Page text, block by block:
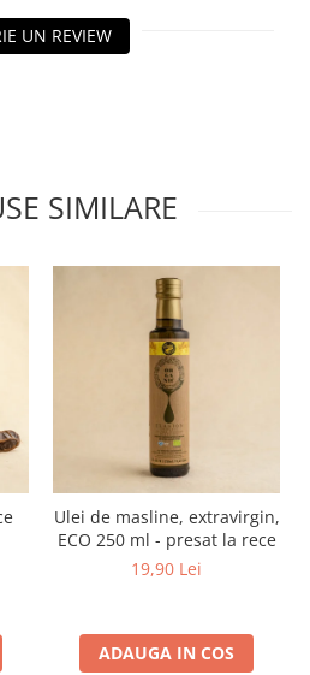
UN REVIEW
SIMILARE
Ulei de masline, extravirgin,
ECO 250 ml - presat la rece
19,90 Lei
ADAUGA IN COS